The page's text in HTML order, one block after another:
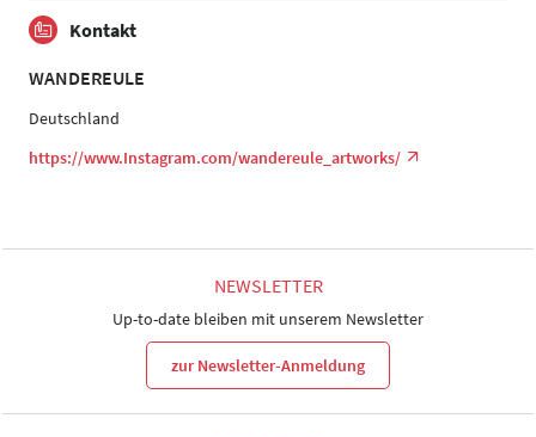
Kontakt
WANDEREULE
Deutschland
https://www.Instagram.com/wandereule_artworks/
NEWSLETTER
Up-to-date bleiben mit unserem Newsletter
zur Newsletter-Anmeldung